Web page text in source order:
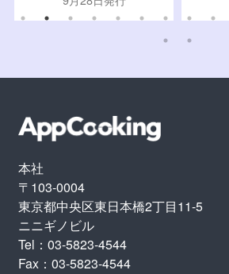
本社
〒103-0004
東京都中央区東日本橋2丁目11-5
ニニギノビル
Tel：03-5823-4544
Fax：03-5823-4544